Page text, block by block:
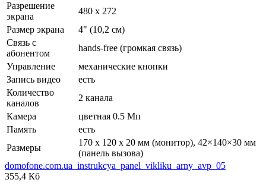
Разрешение
экрана
480 х 272
Размер экрана
4" (10,2 см)
Связь с
абонентом
hands-free (громкая связь)
Управление
механические кнопки
Запись видео
есть
Количество
каналов
2 канала
Камера
цветная 0.5 Мп
Память
есть
Размеры
170 х 120 х 20 мм (монитор), 42×140×30 мм
(панель вызова)
domofone.com.ua_instrukcya_panel_vikliku_arny_avp_05
355,4 Кб